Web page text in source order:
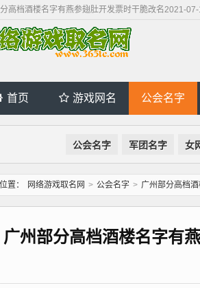
高档酒楼名字有燕参翅肚开发票时干脆改名2021-
首页 游戏网名 公会名字
公会名字 军团名字 女
置： 网络游戏取名网 > 公会名字 > 广州部分高档
广州部分高档酒楼名字有